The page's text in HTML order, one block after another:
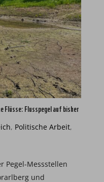
Flusspegel auf bisher
, Politische Arbeit,
Pegel-Messstellen
und